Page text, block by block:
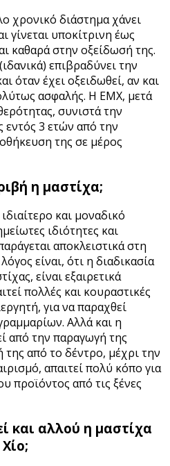
χρονικό διάστημα χάνει
γίνεται υποκίτρινη έως
καθαρά στην οξείδωσή της.
επιβραδύνει την
όταν έχει οξειδωθεί, αν και
ασφαλής. Η ΕΜΧ, μετά
συνιστά την
εντός 3 ετών από την
της σε μέρος
η μαστίχα;
και μοναδικό
ιδιότητες και
αποκλειστικά στη
είναι, ότι η διαδικασία
είναι εξαιρετικά
πολλές και κουραστικές
για να παραχθεί
Αλλά και η
από την παραγωγή της
της από το δέντρο, μέχρι την
απαιτεί πολύ κόπο για
προϊόντος από τις ξένες
και αλλού η μαστίχα